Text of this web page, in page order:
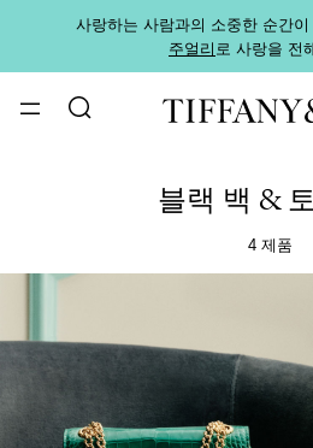
사랑하는 사람과의 소중한 순간
주얼리로 사랑을 전
블랙 백 &
4 제품